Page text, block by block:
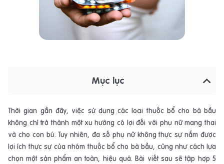
Mục lục
Thời gian gần đây, việc sử dụng các loại thuốc bổ cho bà bầu
không chỉ trở thành một xu hướng có lợi đối với phụ nữ mang thai
và cho con bú. Tuy nhiên, đa số phụ nữ không thực sự nắm được
lợi ích thực sự của nhóm thuốc bổ cho bà bầu, cũng như cách lựa
chọn một sản phẩm an toàn, hiệu quả. Bài viết sau sẽ tập hợp 5